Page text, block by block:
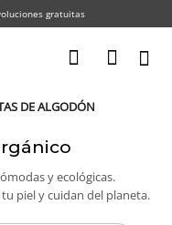
gratuitas
DE ALGODÓN
y ecológicas.
piel y cuidan del planeta.